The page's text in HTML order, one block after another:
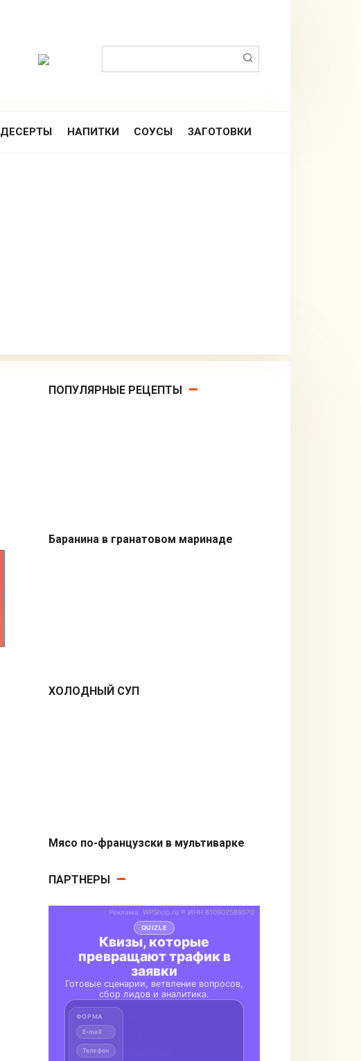
ДЕСЕРТЫ НАПИТКИ СОУСЫ ЗАГОТОВКИ
ПОПУЛЯРНЫЕ РЕЦЕПТЫ
Баранина в гранатовом маринаде
ХОЛОДНЫЙ СУП
Мясо по-французски в мультиварке
ПАРТНЕРЫ